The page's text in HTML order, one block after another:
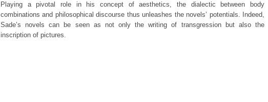
Playing a pivotal role in his concept of aesthetics, the dialectic between body
combinations and philosophical discourse thus unleashes the novels’ potentials. Indeed,
Sade’s novels can be seen as not only the writing of transgression but also the
inscription of pictures.